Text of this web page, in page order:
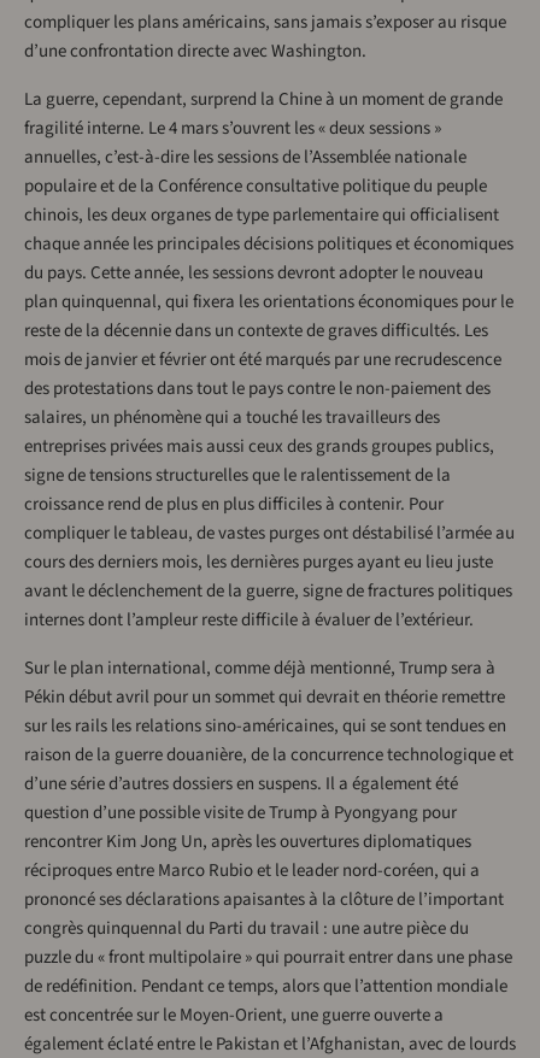
compliquer les plans américains, sans jamais s’exposer au risque
d’une confrontation directe avec Washington.
La guerre, cependant, surprend la Chine à un moment de grande
fragilité interne. Le 4 mars s’ouvrent les « deux sessions »
annuelles, c’est-à-dire les sessions de l’Assemblée nationale
populaire et de la Conférence consultative politique du peuple
chinois, les deux organes de type parlementaire qui officialisent
chaque année les principales décisions politiques et économiques
du pays. Cette année, les sessions devront adopter le nouveau
plan quinquennal, qui fixera les orientations économiques pour le
reste de la décennie dans un contexte de graves difficultés. Les
mois de janvier et février ont été marqués par une recrudescence
des protestations dans tout le pays contre le non-paiement des
salaires, un phénomène qui a touché les travailleurs des
entreprises privées mais aussi ceux des grands groupes publics,
signe de tensions structurelles que le ralentissement de la
croissance rend de plus en plus difficiles à contenir. Pour
compliquer le tableau, de vastes purges ont déstabilisé l’armée au
cours des derniers mois, les dernières purges ayant eu lieu juste
avant le déclenchement de la guerre, signe de fractures politiques
internes dont l’ampleur reste difficile à évaluer de l’extérieur.
Sur le plan international, comme déjà mentionné, Trump sera à
Pékin début avril pour un sommet qui devrait en théorie remettre
sur les rails les relations sino-américaines, qui se sont tendues en
raison de la guerre douanière, de la concurrence technologique et
d’une série d’autres dossiers en suspens. Il a également été
question d’une possible visite de Trump à Pyongyang pour
rencontrer Kim Jong Un, après les ouvertures diplomatiques
réciproques entre Marco Rubio et le leader nord-coréen, qui a
prononcé ses déclarations apaisantes à la clôture de l’important
congrès quinquennal du Parti du travail : une autre pièce du
puzzle du « front multipolaire » qui pourrait entrer dans une phase
de redéfinition. Pendant ce temps, alors que l’attention mondiale
est concentrée sur le Moyen-Orient, une guerre ouverte a
également éclaté entre le Pakistan et l’Afghanistan, avec de lourds